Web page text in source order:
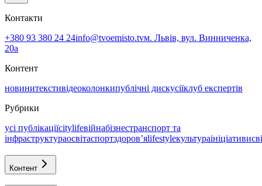
Контакти
+380 93 380 24 24info@tvoemisto.tvм. Львів, вул. Винниченка,
20а
Контент
новинитекстивідеоколонкипублічні дискусіїклуб експертів
Рубрики
усі публікаціїcitylifeвійнабізнестранспорт та
інфраструктураосвітаспортздоровʼяlifestyleкультураініціативи
Контент